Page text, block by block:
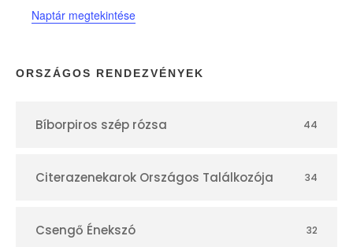
a
p
r
Naptár megtekintése
ORSZÁGOS RENDEZVÉNYEK
Bíborpiros szép rózsa 44
Citerazenekarok Országos Találkozója 34
Csengő Énekszó 32